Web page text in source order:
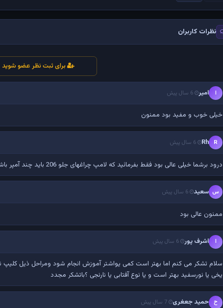
نظرات کاربران
برای ثبت نظر عضو شوید
ا امیر 6 سال پیش
خیلی خوب و مفید بود ممنون
R
Rh 6 سال پیش
درود برشما خیلی عالی بود فقط بفرمائید که لامپ چراغهای جلو 206 باید چند آمپر باشه؟
س سعید 6 سال پیش
ممنون عالی بود
ا اشرف پور 6 سال پیش
سلام تشکر می کنم اما بهتر است کمی یواشتر آموزش انجام شود ومراحل ذیل کلیپ
یخی یا نورسفید بهتر است و یا نوع آفتابی یا نارنجی ؟باتشکر مجدد
ح حمید جعغری 7 سال پیش